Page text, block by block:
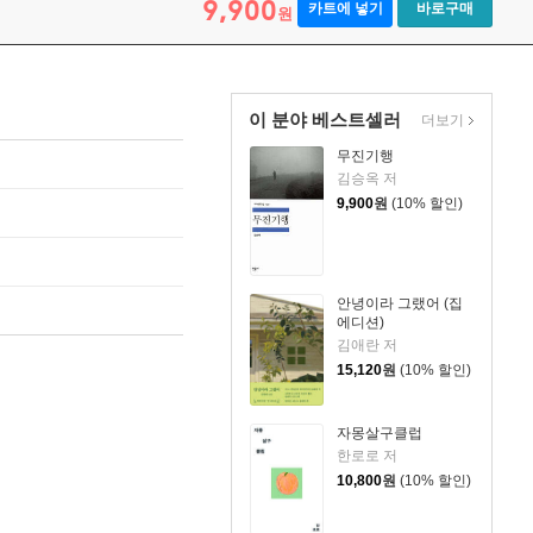
9,900원 카트에 넣기 바로구매
이 분야 베스트셀러
무진기행
김승옥 저
9,900원 (10% 할인)
안녕이라 그랬어 (집
에디션)
김애란 저
15,120원 (10% 할인)
자몽살구클럽
한로로 저
10,800원 (10% 할인)
더보기